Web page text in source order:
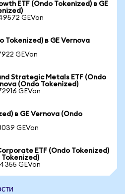
ETF (Ondo Tokenized) в GE
GEVon
Tokenized) в GE Vernova
GEVon
Strategic Metals ETF (Ondo
(Ondo Tokenized)
GEVon
в GE Vernova (Ondo
GEVon
ETF (Ondo Tokenized)
Tokenized)
GEVon